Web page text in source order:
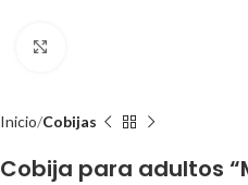
Inicio Cobijas
Cobija para adultos